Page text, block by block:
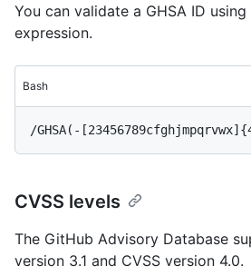
You can validate a GHSA ID
expression.
Bash
CVSS levels
The GitHub Advisory Database
version 3.1 and CVSS version 4.0.